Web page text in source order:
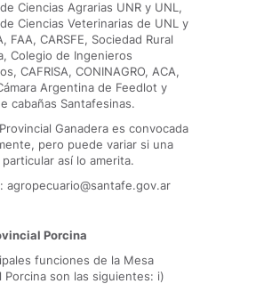
Ciencias Agrarias UNR y UNL,
Ciencias Veterinarias de UNL y
FAA, CARSFE, Sociedad Rural
Colegio de Ingenieros
CAFRISA, CONINAGRO, ACA,
Argentina de Feedlot y
cabañas Santafesinas.
Ganadera es convocada
pero puede variar si una
así lo amerita.
agropecuario@santafe.gov.ar
Porcina
funciones de la Mesa
Porcina son las siguientes: i)